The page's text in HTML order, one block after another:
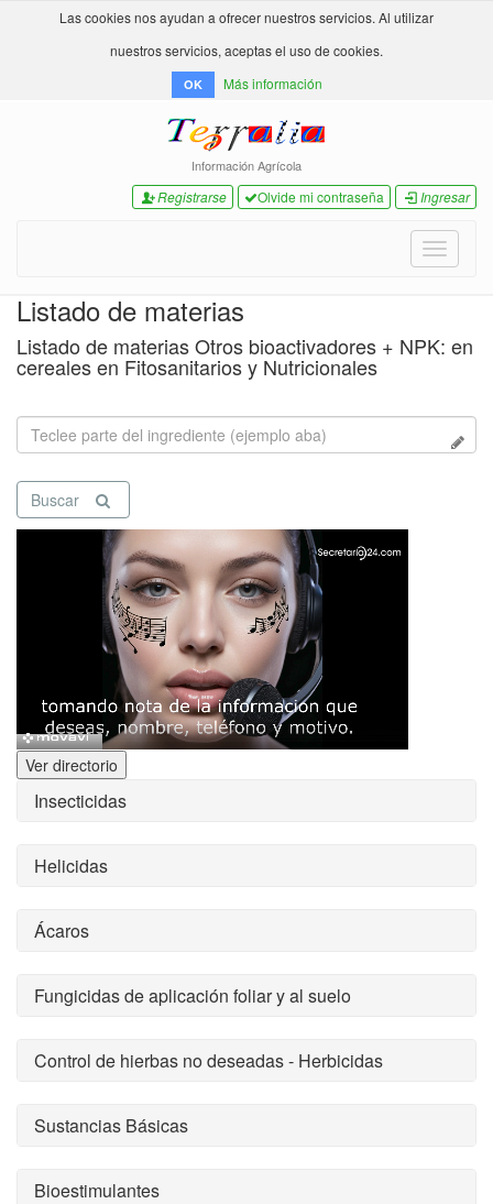
Las cookies nos ayudan a ofrecer nuestros servicios. Al utilizar
nuestros servicios, aceptas el uso de cookies.
OK Más información
Información Agrícola
Registrarse Olvide mi contraseña Ingresar
Toggle
Listado de materias
Listado de materias Otros bioactivadores + NPK: en
cereales en Fitosanitarios y Nutricionales
Buscar
Ver directorio
Insecticidas
Helicidas
Ácaros
Fungicidas de aplicación foliar y al suelo
Control de hierbas no deseadas - Herbicidas
Sustancias Básicas
Bioestimulantes